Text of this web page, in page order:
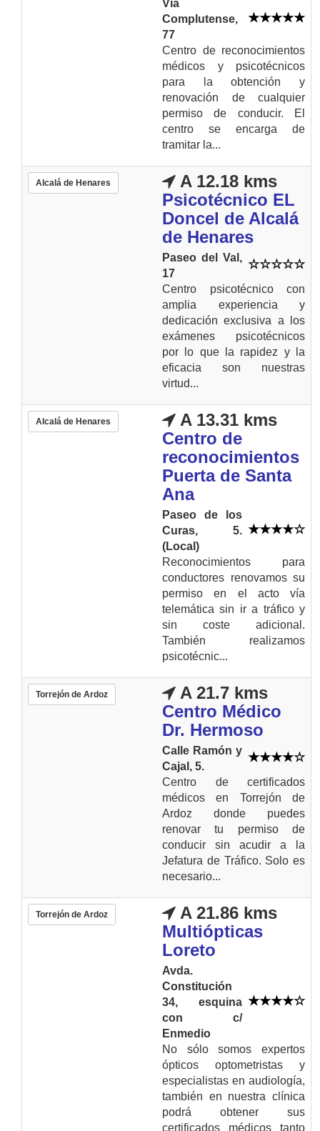
Vía
Complutense,
77
Centro de reconocimientos
médicos y psicotécnicos
para la obtención y
renovación de cualquier
permiso de conducir. El
centro se encarga de
tramitar la...
Alcalá de Henares
A 12.18 kms
Psicotécnico EL
Doncel de Alcalá
de Henares
Paseo del Val,
17
Centro psicotécnico con
amplia experiencia y
dedicación exclusiva a los
exámenes psicotécnicos
por lo que la rapidez y la
eficacia son nuestras
virtud...
Alcalá de Henares
A 13.31 kms
Centro de
reconocimientos
Puerta de Santa
Ana
Paseo de los
Curas, 5.
(Local)
Reconocimientos para
conductores renovamos su
permiso en el acto vía
telemática sin ir a tráfico y
sin coste adicional.
También realizamos
psicotécnic...
Torrejón de Ardoz
A 21.7 kms
Centro Médico
Dr. Hermoso
Calle Ramón y
Cajal, 5.
Centro de certificados
médicos en Torrejón de
Ardoz donde puedes
renovar tu permiso de
conducir sin acudir a la
Jefatura de Tráfico. Solo es
necesario...
Torrejón de Ardoz
A 21.86 kms
Multiópticas
Loreto
Avda.
Constitución
34, esquina
con c/
Enmedio
No sólo somos expertos
ópticos optometristas y
especialistas en audiología,
también en nuestra clínica
podrá obtener sus
certificados médicos tanto